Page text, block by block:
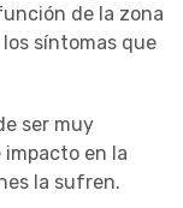
de la zona
síntomas que
ser muy
en la
la sufren.